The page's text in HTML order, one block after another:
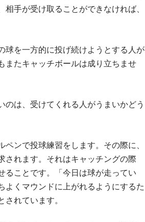
手が受け取ることができなければ、
球を一方的に投げ続けようとする人が
またキャッチボールは成り立ちませ
のは、受けてくれる人がうまいかどう
ンで投球練習をします。その際に、
されます。それはキャッチングの際
ることです。「今日は球が走ってい
よくマウンドに上がれるようにするた
れています。